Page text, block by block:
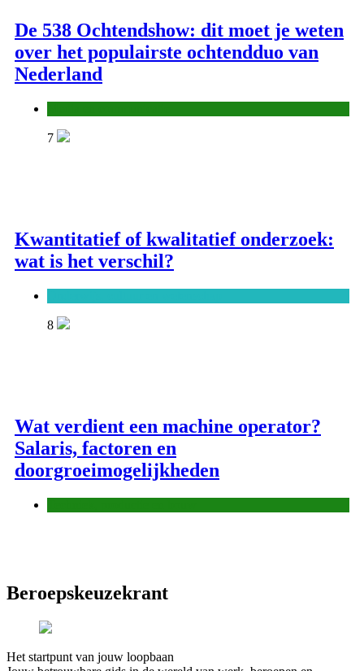
De 538 Ochtendshow: dit moet je weten
over het populairste ochtendduo van
Nederland
7
Kwantitatief of kwalitatief onderzoek:
wat is het verschil?
8
Wat verdient een machine operator?
Salaris, factoren en
doorgroeimogelijkheden
Beroepskeuzekrant
Het startpunt van jouw loopbaan